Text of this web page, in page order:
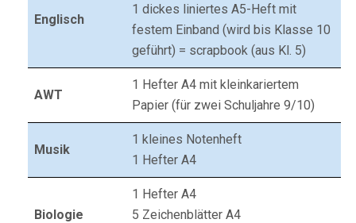
Englisch
1 dickes liniertes A5-Heft mit
festem Einband (wird bis Klasse 10
geführt) = scrapbook (aus Kl. 5)
AWT
1 Hefter A4 mit kleinkariertem
Papier (für zwei Schuljahre 9/10)
Musik
1 kleines Notenheft
1 Hefter A4
Biologie
1 Hefter A4
5 Zeichenblätter A4